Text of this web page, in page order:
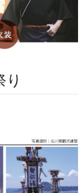
知識
ャッパ